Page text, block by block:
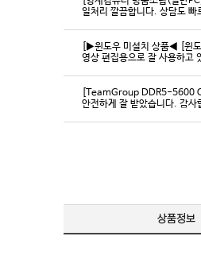
일처리 깔끔합니다. 상담도
[▶윈도우 미설치 상품◀ [윈
영상 편집용으로 잘 사용하고
[TeamGroup DDR5-5600
안전하게 잘 받았습니다. 감사